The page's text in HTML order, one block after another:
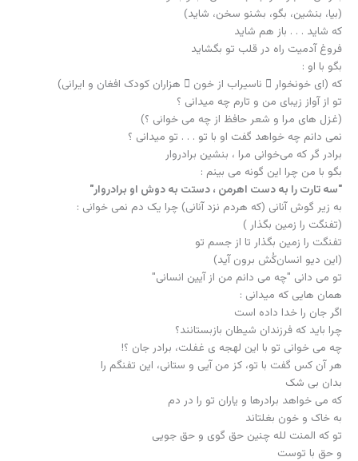
چرا باید که فرزندان شیطان بازبستانند؟
چه می خوانی تو با این لهجه ی غفلت، برادر جان ؟!
هر آن کس گفت با تو، کز من آیی و ستانی، این تفنگم را
بدان بی شک
که می خواهد برادرها و یاران تو را در دم
به خاک و خون بغلتاند
تو که المنت لله چنین حق گوی و حق جویی
و حق با توست
بدان حق را – برادرجان –
به زرق این زبان ‌نافهمِ ِ آدمخوار
نباید جُست…
و اما این تفنگی کاین چنین از زشتی اش خواندی
و با من زانکه من آیین انسانی نمی دانم، چنان الفاظ می راندی :
برادر جان تو خود بودی و می دانی که من در کار خود بودم
به دور از آتش و آهن، به کشت و کار، در گلزار خود بودم
ولی یک باره دنیا و زمین و آسمان، دریای آتش شد
تمام میهنم سر تا به پا، سوگ سیاوش شد
تفنگ و تیر و توپ و موشک و خمپاره و اژدر
اجل وار از چپ و از راست، گاه از پای، گاه از سر
مرا و کودکان بی گناهم را
تو را و حنجر پرسوز و آهت را
به قربانگاه خشم خویش، می سوزاند
و جان ِ ما و یاران را از آن ِ خویشتن می خواند
و من گفتم – همان گونه که می گویی – :
اگر جان را خدا داده ست
چرا باید تو بستانی ؟